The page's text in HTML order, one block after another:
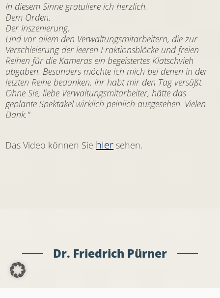
In diesem Sinne gratuliere ich herzlich.
Dem Orden.
Der Inszenierung.
Und vor allem den Verwaltungsmitarbeitern, die zur
Verschleierung der leeren Fraktionsblöcke und freien
Reihen für die Kameras ein begeistertes Klatschvieh
abgaben. Besonders möchte ich mich bei denen in der
letzten Reihe bedanken. Ihr habt mir den Tag versüßt.
Ohne Sie, liebe Verwaltungsmitarbeiter, hätte das
geplante Spektakel wirklich peinlich ausgesehen. Vielen
Dank."
Das Video können Sie hier sehen.
Dr. Friedrich Pürner